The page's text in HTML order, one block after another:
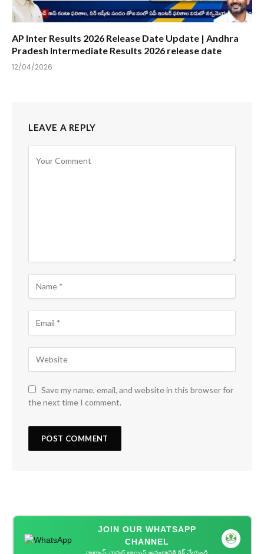
AP Inter Results 2026 Release Date Update | Andhra
Pradesh Intermediate Results 2026 release date
12/04/2026
LEAVE A REPLY
Save my name, email, and website in this browser for
the next time I comment.
JOIN OUR WHATSAPP
CHANNEL
వాట్సాప్ ఛానల్ జాయిన్ అవ్వడానికి క్లిక్ చేయండి